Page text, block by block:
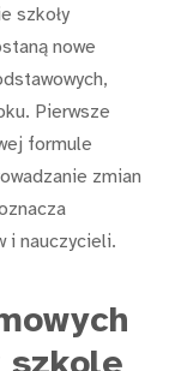
szkoły
nowe
Pierwsze
formule
zmian
i nauczycieli.